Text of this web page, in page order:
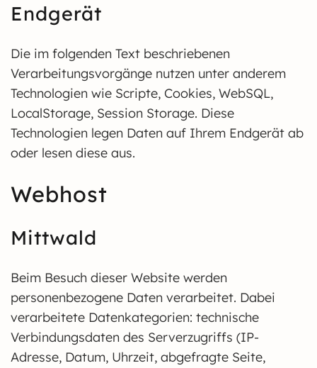
Endgerät
Die im folgenden Text beschriebenen
Verarbeitungsvorgänge nutzen unter anderem
Technologien wie Scripte, Cookies, WebSQL,
LocalStorage, Session Storage. Diese
Technologien legen Daten auf Ihrem Endgerät ab
oder lesen diese aus.
Webhost
Mittwald
Beim Besuch dieser Website werden
personenbezogene Daten verarbeitet. Dabei
verarbeitete Datenkategorien: technische
Verbindungsdaten des Serverzugriffs (IP-
Adresse, Datum, Uhrzeit, abgefragte Seite,